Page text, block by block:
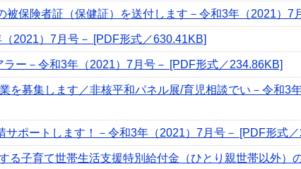
被保険者証（保健証）を送付します－令和3年（2021）7
2021）7月号－ [PDF形式／630.41KB]
ー－令和3年（2021）7月号－ [PDF形式／234.86KB]
を募集します／非核平和パネル展/育児相談でい－令和3
サポートします！－令和3年（2021）7月号－ [PDF形式
る子育て世帯生活支援特別給付金（ひとり親世帯以外）